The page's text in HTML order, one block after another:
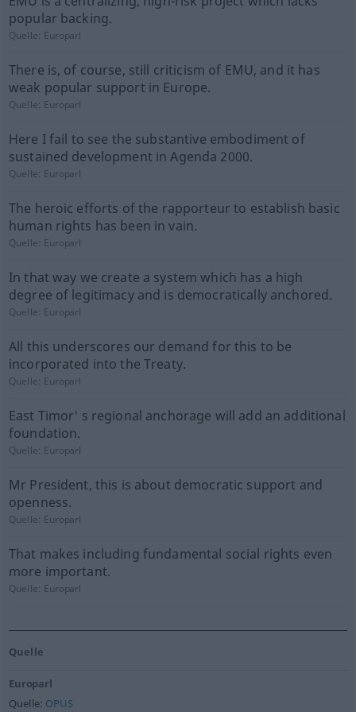
popular backing.
Quelle: Europarl
There is, of course, still criticism of EMU, and it has
weak popular support in Europe.
Quelle: Europarl
Here I fail to see the substantive embodiment of
sustained development in Agenda 2000.
Quelle: Europarl
The heroic efforts of the rapporteur to establish basic
human rights has been in vain.
Quelle: Europarl
In that way we create a system which has a high
degree of legitimacy and is democratically anchored.
Quelle: Europarl
All this underscores our demand for this to be
incorporated into the Treaty.
Quelle: Europarl
East Timor' s regional anchorage will add an additional
foundation.
Quelle: Europarl
Mr President, this is about democratic support and
openness.
Quelle: Europarl
That makes including fundamental social rights even
more important.
Quelle: Europarl
Quelle
Europarl
Quelle: OPUS